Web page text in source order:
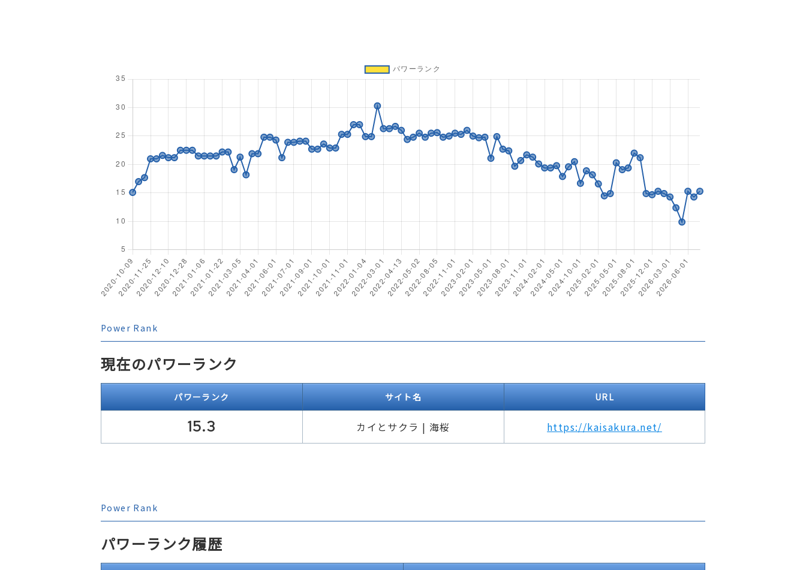
Power Rank
現在のパワーランク
パワーランク サイト名 URL
15.3 カイとサクラ | 海桜 https://kaisakura.net/
Power Rank
パワーランク履歴